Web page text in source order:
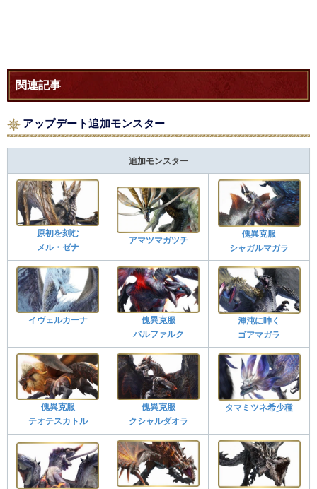
関連記事
アップデート追加モンスター
追加モンスター
原初を刻む
メル・ゼナ
アマツマガツチ
傀異克服
シャガルマガラ
イヴェルカーナ
傀異克服
バルファルク
渾沌に呻く
ゴアマガラ
傀異克服
テオテスカトル
傀異克服
クシャルダオラ
タマミツネ希少種